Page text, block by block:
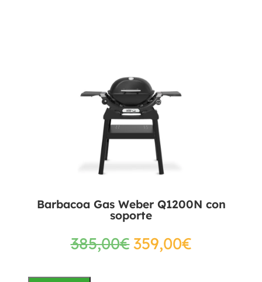
Barbacoa Gas Weber Q1200N con
soporte
385,00€359,00€